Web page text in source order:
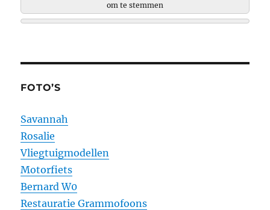
om te stemmen
FOTO’S
Savannah
Rosalie
Vliegtuigmodellen
Motorfiets
Bernard W0
Restauratie Grammofoons